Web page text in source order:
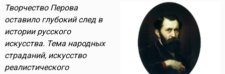
Творчество Перова
оставило глубокий след в
истории русского
искусства. Тема народных
страданий, искусство
реалистического